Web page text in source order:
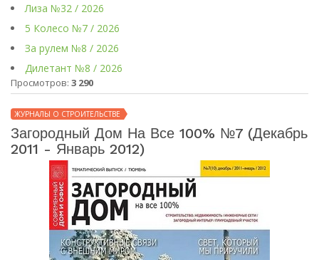
Лиза №32 / 2026
5 Колесо №7 / 2026
За рулем №8 / 2026
Дилетант №8 / 2026
Просмотров: 3 290
ЖУРНАЛЫ О СТРОИТЕЛЬСТВЕ
Загородный Дом На Все 100% №7 (декабрь
2011 - Январь 2012)